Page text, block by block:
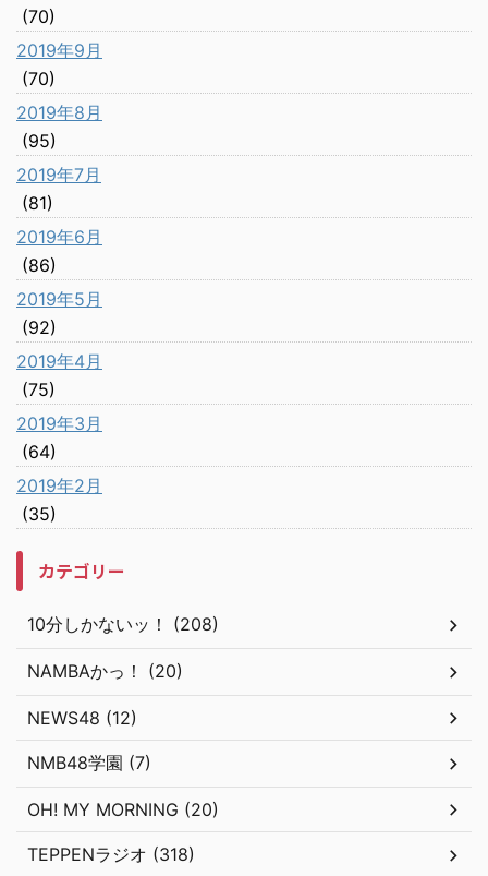
(70)
2019年9月
(70)
2019年8月
(95)
2019年7月
(81)
2019年6月
(86)
2019年5月
(92)
2019年4月
(75)
2019年3月
(64)
2019年2月
(35)
カテゴリー
10分しかないッ！ (208)
NAMBAかっ！ (20)
NEWS48 (12)
NMB48学園 (7)
OH! MY MORNING (20)
TEPPENラジオ (318)